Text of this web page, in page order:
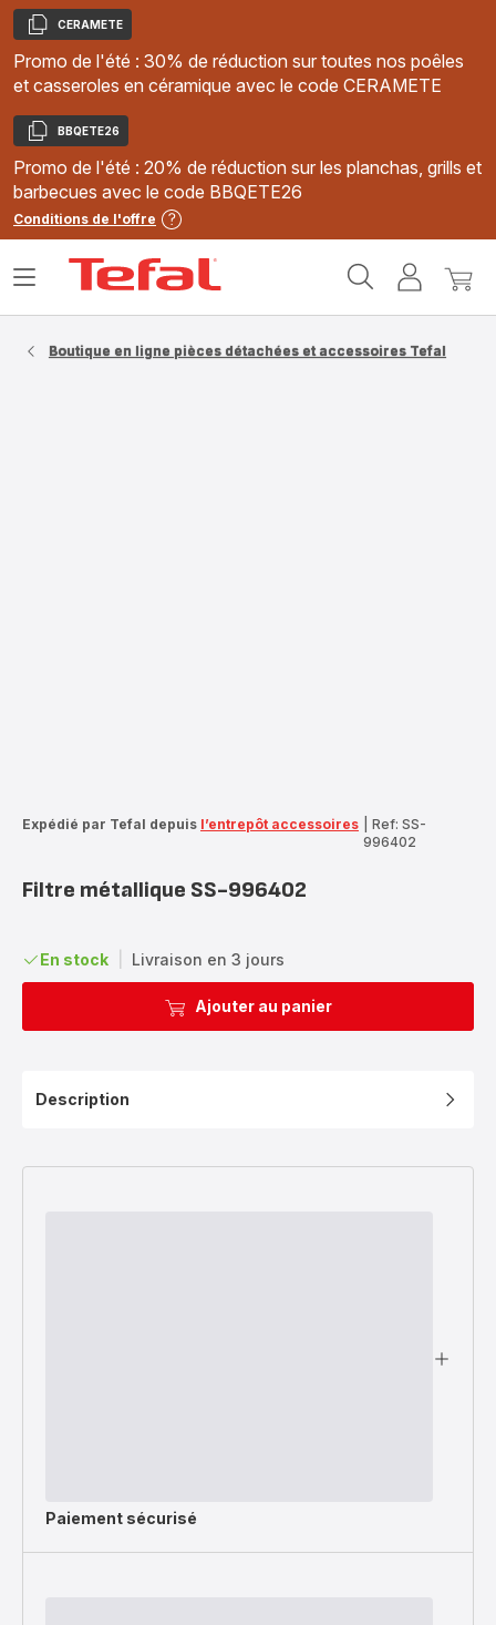
Copier
CERAMETE
Promo de l'été : 30% de réduction sur toutes nos poêles
et casseroles en céramique avec le code CERAMETE
Copier
BBQETE26
Promo de l'été : 20% de réduction sur les planchas, grills et
barbecues avec le code BBQETE26
Conditions de l'offre
MonMon
Ouvrir
Boutique en ligne pièces détachées et accessoires Tefal
Expédié par Tefal depuis l’entrepôt accessoires
Ref: SS-
996402
Filtre métallique SS-996402
En stock Livraison en 3 jours
Ajouter au panier
Description
Paiement sécurisé